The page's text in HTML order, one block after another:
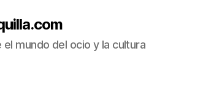
mundo del ocio y la cultura